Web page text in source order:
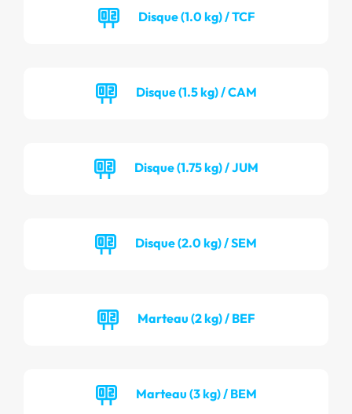
Disque (1.0 kg) / TCF
Disque (1.5 kg) / CAM
Disque (1.75 kg) / JUM
Disque (2.0 kg) / SEM
Marteau (2 kg) / BEF
Marteau (3 kg) / BEM